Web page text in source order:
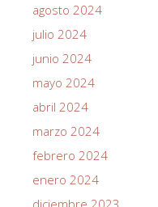
agosto 2024
julio 2024
junio 2024
mayo 2024
abril 2024
marzo 2024
febrero 2024
enero 2024
diciembre 2023